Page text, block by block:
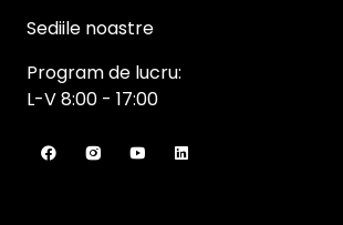
Sediile noastre
Program de lucru:
L-V 8:00 - 17:00